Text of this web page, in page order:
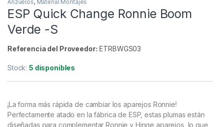
Anzuelos,Material Montajes